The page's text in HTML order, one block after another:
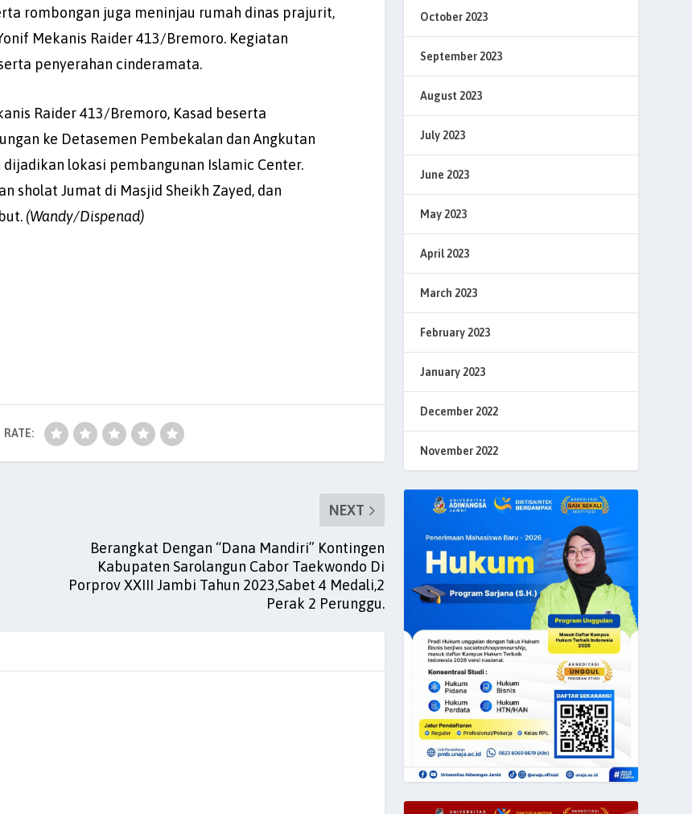
rombongan juga meninjau rumah dinas prajurit,
Mekanis Raider 413/Bremoro. Kegiatan
penyerahan cinderamata.
Raider 413/Bremoro, Kasad beserta
ke Detasemen Pembekalan dan Angkutan
lokasi pembangunan Islamic Center.
sholat Jumat di Masjid Sheikh Zayed, dan
(Wandy/Dispenad)
RATE:
NEXT
Berangkat Dengan “Dana Mandiri” Kontingen
Kabupaten Sarolangun Cabor Taekwondo Di
Porprov XXIII Jambi Tahun 2023,Sabet 4 Medali,2
Perak 2 Perunggu.
October 2023
September 2023
August 2023
July 2023
June 2023
May 2023
April 2023
March 2023
February 2023
January 2023
December 2022
November 2022